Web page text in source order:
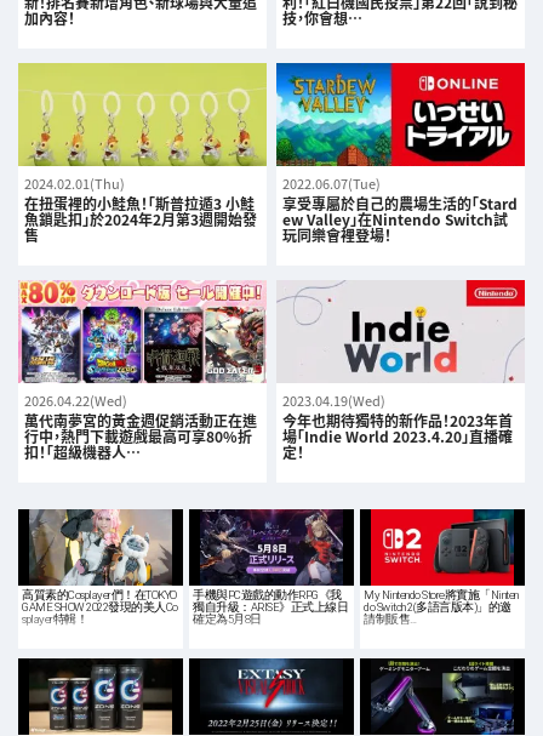
加內容！ 技，你會想…
2024.02.01(Thu)
在扭蛋裡的小鮭魚！「斯普拉遁3 小鮭
魚鎖匙扣」於2024年2月第3週開始發
售
2022.06.07(Tue)
享受專屬於自己的農場生活的「Stard
ew Valley」在Nintendo Switch試
玩同樂會裡登場！
2026.04.22(Wed)
萬代南夢宮的黃金週促銷活動正在進
行中，熱門下載遊戲最高可享80%折
扣！「超級機器人…
2023.04.19(Wed)
今年也期待獨特的新作品！2023年首
場「Indie World 2023.4.20」直播確
定！
高質素的Cosplayer們！在TOKYO
GAME SHOW 2022發現的美人Co
splayer特輯！
手機與PC遊戲的動作RPG《我
獨自升級：ARISE》正式上線日
確定為5月8日
My Nintendo Store將實施「Ninten
do Switch 2(多語言版本)」的邀
請制販售…